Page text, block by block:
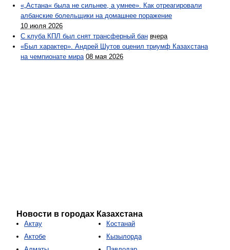
«„Астана« была не сильнее, а умнее». Как отреагировали
албанские болельщики на домашнее поражение
10 июля 2026
С клуба КПЛ был снят трансферный бан вчера
«Был характер». Андрей Шутов оценил триумф Казахстана
на чемпионате мира 08 мая 2026
Новости в городах Казахстана
Актау
Актобе
Костанай
Кызылорда